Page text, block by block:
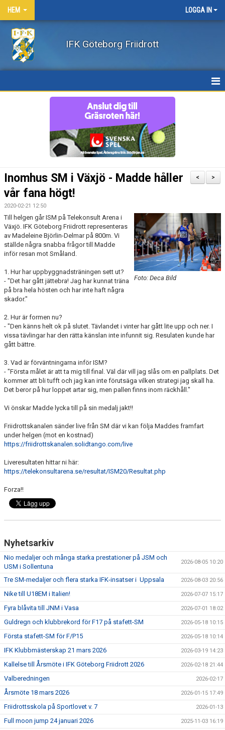
HEM LOGGA IN
IFK Göteborg Friidrott
KLÄDER
LEDARE/UTBILDNING
FUNKTIONÄR
BILDGALLERI
>
<
Inomhus SM i Växjö - Madde håller
vår fana högt!
2020-02-21 12:50
Foto: Deca Bild
Till helgen går ISM på Telekonsult Arena i
Växjö. IFK Göteborg Friidrott representeras
av Madeleine Björlin-Delmar på 800m. Vi
ställde några snabba frågor till Madde
inför resan mot Småland.
1. Hur har uppbyggnadsträningen sett ut?
- "Det har gått jättebra! Jag har kunnat träna
på bra hela hösten och har inte haft några
skador."
2. Hur är formen nu?
- "Den känns helt ok på slutet. Tävlandet i vinter har gått lite upp och ner. I
vissa tävlingar har den rätta känslan inte infunnit sig. Resulaten kunde har
gått bättre.
3. Vad är förväntningarna inför ISM?
- "Första målet är att ta mig till final. Väl där vill jag slås om en pallplats. Det
kommer att bli tufft och jag kan inte förutsäga vilken strategi jag skall ha.
Det beror på hur loppet artar sig, men pallen finns inom räckhåll."
Vi önskar Madde lycka till på sin medalj jakt!!
Friidrottskanalen sänder live från SM där vi kan följa Maddes framfart
under helgen (mot en kostnad)
https://friidrottskanalen.solidtango.com/live
Liveresultaten hittar ni här:
https://telekonsultarena.se/resultat/ISM20/Resultat.php
Forza!!
Nyhetsarkiv
Nio medaljer och många starka prestationer på JSM och
USM i Sollentuna
2026-08-05 10:20
Tre SM-medaljer och flera starka IFK-insatser i Uppsala 2026-08-03 20:56
Nike till U18EM i Italien! 2026-07-07 15:17
Fyra blåvita till JNM i Vasa 2026-07-01 18:02
Guldregn och klubbrekord för F17 på stafett-SM 2026-05-18 10:15
Första stafett-SM för F/P15 2026-05-18 10:14
IFK Klubbmästerskap 21 mars 2026 2026-03-19 14:23
Kallelse till Årsmöte i IFK Göteborg Friidrott 2026 2026-02-18 21:44
Valberedningen 2026-02-17
Årsmöte 18 mars 2026 2026-01-15 17:49
Friidrottsskola på Sportlovet v. 7 2026-01-13
Full moon jump 24 januari 2026 2025-11-03 16:19